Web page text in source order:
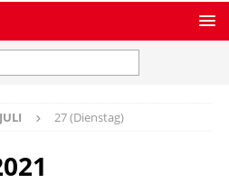
JULI 27 (Dienstag)